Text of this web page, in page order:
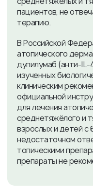
пациентов, не
терапию.
В Российской
атопического
дупилумаб
изученных
клиническим
официальной
для лечения
среднетяжёлого и
взрослых и детей с
недостаточном
топическими
препараты не